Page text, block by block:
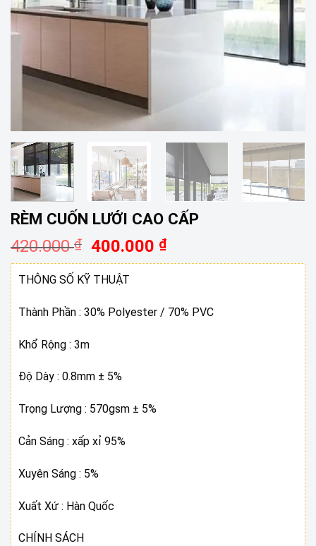
RÈM CUỐN LƯỚI CAO CẤP
420.000₫
Giá
gốc
là:
400.000 ₫Giá
hiện
400.000 ₫.
THÔNG SỐ KỸ THUẬT
Thành Phần : 30% Polyester / 70% PVC
Khổ Rộng : 3m
Độ Dày : 0.8mm ± 5%
Trọng Lượng : 570gsm ± 5%
Cản Sáng : xấp xỉ 95%
Xuyên Sáng : 5%
Xuất Xứ : Hàn Quốc
CHÍNH SÁCH